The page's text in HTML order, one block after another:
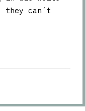
they can´t